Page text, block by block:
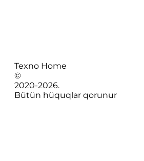
Texno Home
©
2020-2026.
Bütün hüquqlar qorunur